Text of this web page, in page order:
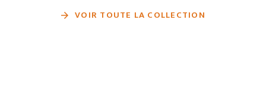
arrow_forward VOIR TOUTE LA COLLECTION